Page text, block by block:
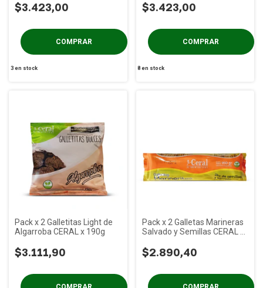
$3.423,00
3en stock
$3.423,00
8 en stock
Pack x 2 Galletitas Light de
Algarroba CERAL x 190g
$3.111,90
Pack x 2 Galletas Marineras
Salvado y Semillas CERAL x
$2.890,40